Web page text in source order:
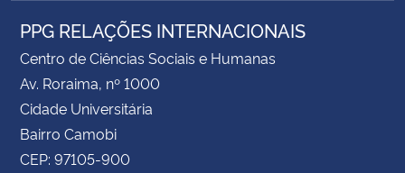
PPG RELAÇÕES INTERNACIONAIS
Centro de Ciências Sociais e Humanas
Av. Roraima, nº 1000
Cidade Universitária
Bairro Camobi
CEP: 97105-900